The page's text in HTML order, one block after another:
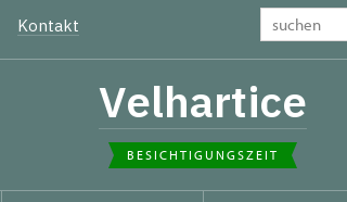
Kontakt
Velhartice
BESICHTIGUNGSZEIT